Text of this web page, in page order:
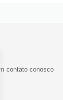
contato conosco